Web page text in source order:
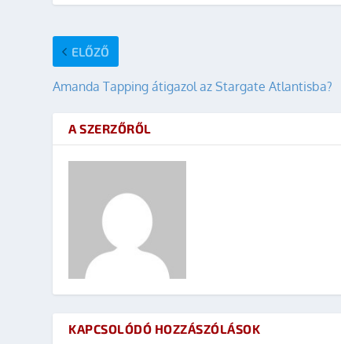
ELŐZŐ
Amanda Tapping átigazol az Stargate Atlantisba?
A SZERZŐRŐL
KAPCSOLÓDÓ HOZZÁSZÓLÁSOK